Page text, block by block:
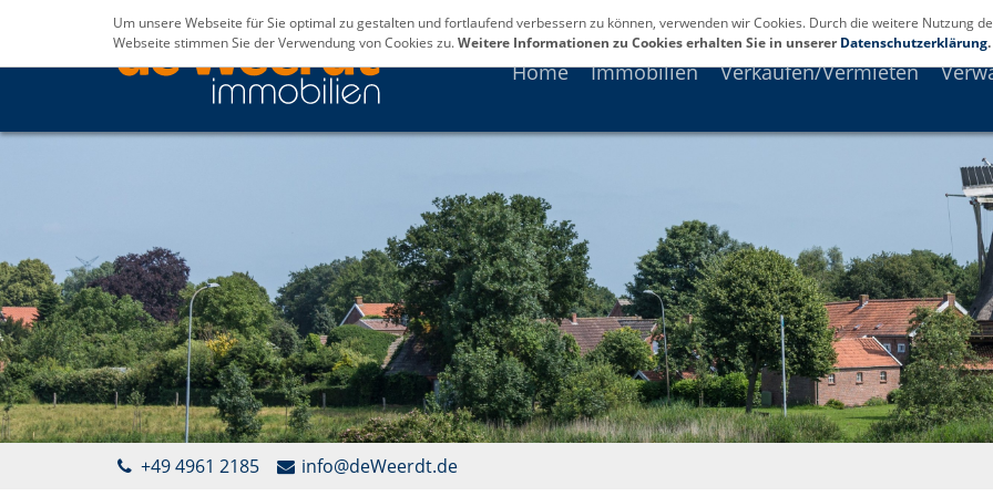
Home Immobilien Verkaufen/Vermieten
+49 4961 2185 info@deWeerdt.de
Um unsere Webseite für Sie optimal zu gestalten und fortlaufend verbessern zu können, verwenden wir Cookies. Durch die weitere Nutzung
Webseite stimmen Sie der Verwendung von Cookies zu.Weitere Informationen zu Cookies erhalten Sie in unsererDatenschutzerklärung.